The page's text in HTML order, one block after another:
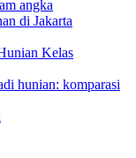
angka
di Jakarta
Kelas
hunian: komparasi